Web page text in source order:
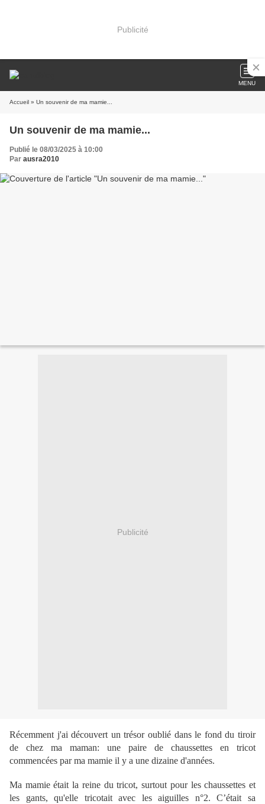
Publicité
MENU
Accueil » Un souvenir de ma mamie...
Un souvenir de ma mamie...
Publié le 08/03/2025 à 10:00
Par ausra2010
Publicité
Récemment j'ai découvert un trésor oublié dans le fond du tiroir
de chez ma maman: une paire de chaussettes en tricot
commencées par ma mamie il y a une dizaine d'années.
Ma mamie était la reine du tricot, surtout pour les chaussettes et
les gants, qu'elle tricotait avec les aiguilles n°2. C’était sa